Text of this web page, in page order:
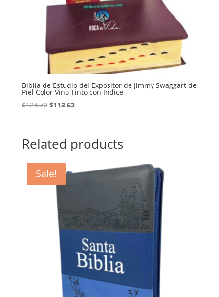
Biblia de Estudio del Expositor de Jimmy Swaggart de
Piel Color Vino Tinto con Indice
$124.70 Original
$124.70.
$113.62Current
$113.62.
Related products
Sale!